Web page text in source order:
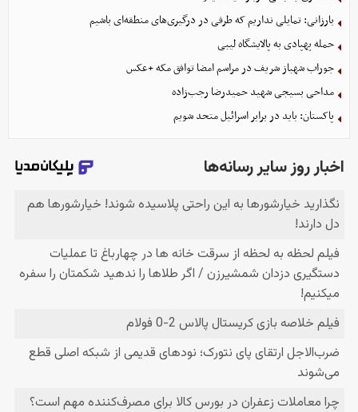
بارزانی: تمایلی نداریم که طرفی در درگیری‌های منطقه‌ای باشیم
حمله پهپادی به پالایشگاه لیبی
جوراب‌ شهباز شریف در مراسم امضا توافق‌ مکه +عکس
مداحی بسیجی شهید حمیدرضا رجب‌زاده
پاکستان: باید در برابر اسرائیل متحد شویم